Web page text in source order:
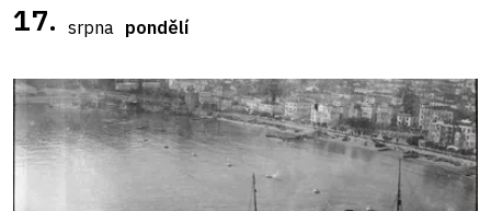
17. srpna pondělí